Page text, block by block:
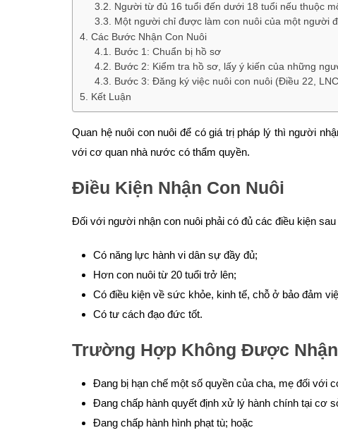
Người từ đủ 16 tuổi đến dưới 18 tuổi nếu thuộc
Một người chỉ được làm con nuôi của một người
Các Bước Nhận Con Nuôi
Bước 1: Chuẩn bị hồ sơ
Bước 2: Kiểm tra hồ sơ, lấy ý kiến của những
Bước 3: Đăng ký việc nuôi con nuôi (Điều 22,
Kết Luận
Quan hệ nuôi con nuôi để có giá trị pháp lý thì người
với cơ quan nhà nước có thẩm quyền.
Điều Kiện Nhận Con Nuôi
Đối với người nhận con nuôi phải có đủ các điều kiện
Có năng lực hành vi dân sự đầy đủ;
Hơn con nuôi từ 20 tuổi trở lên;
Có điều kiện về sức khỏe, kinh tế, chỗ ở bảo đảm
Có tư cách đạo đức tốt.
Trường Hợp Không Được
Đang bị hạn chế một số quyền của cha, mẹ đối với
Đang chấp hành quyết định xử lý hành chính tại cơ
Đang chấp hành hình phạt tù; hoặc